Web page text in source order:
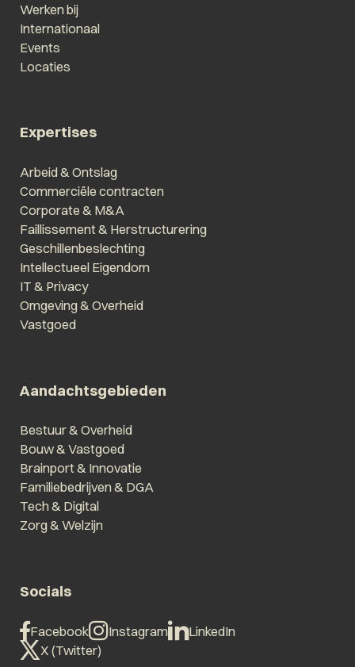
Werken bij
Internationaal
Events
Locaties
Expertises
Arbeid & Ontslag
Commerciële contracten
Corporate & M&A
Faillissement & Herstructurering
Geschillenbeslechting
Intellectueel Eigendom
IT & Privacy
Omgeving & Overheid
Vastgoed
Aandachtsgebieden
Bestuur & Overheid
Bouw & Vastgoed
Brainport & Innovatie
Familiebedrijven & DGA
Tech & Digital
Zorg & Welzijn
Socials
Facebook Instagram
LinkedIn
X (Twitter)